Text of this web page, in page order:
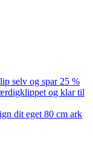
selv og spar 25 %
og klar til
dit eget 80 cm ark